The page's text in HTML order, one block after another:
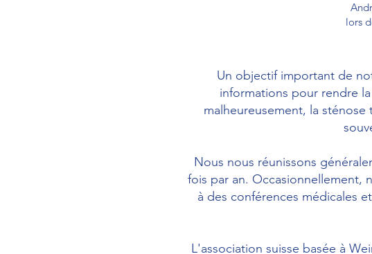
lors
Un objectif important de
informations pour rendre
malheureusement, la
Nous nous réunissons
fois par an. Occasionnellement,
à des conférences médicales
L'association suisse basée à